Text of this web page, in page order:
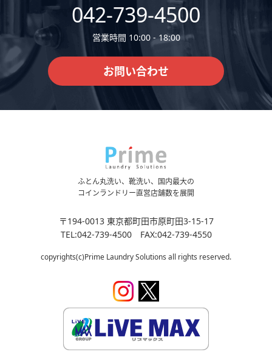
042-739-4500
営業時間 10:00 - 18:00
お問い合わせ
ふとん丸洗い、靴洗い、国内最大の
コインランドリー直営店舗数を展開
〒194-0013 東京都町田市原町田3-15-17
TEL:042-739-4500 FAX:042-739-4550
copyrights(c)Prime Laundry Solutions all rights reserved.